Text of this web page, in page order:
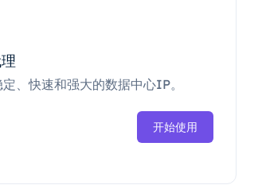
、快速和强大的数据中心IP。
开始使用